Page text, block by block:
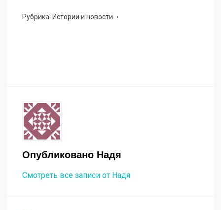
Рубрика: Истории и новости
Опубликовано Надя
Смотреть все записи от Надя